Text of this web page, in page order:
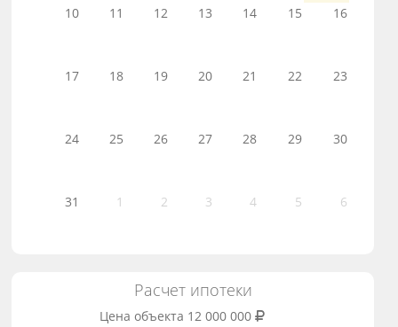
10 11 12 13 14 15 16
17 18 19 20 21 22 23
24 25 26 27 28 29 30
31 1 2 3 4 5 6
Расчет ипотеки
Цена объекта 12 000 000